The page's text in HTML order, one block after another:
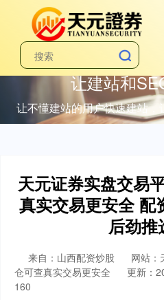
让建站和
让不懂建站的用户快速建站
天元证券实盘交易
真实交易更安全 配
后劲推
来自：山西配资炒股
网站：
仓可查真实交易更安全
更新：
160